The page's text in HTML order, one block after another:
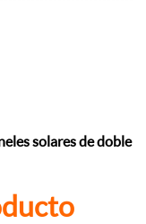
solares de doble